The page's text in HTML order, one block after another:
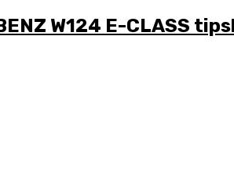
W124 E-CLASS